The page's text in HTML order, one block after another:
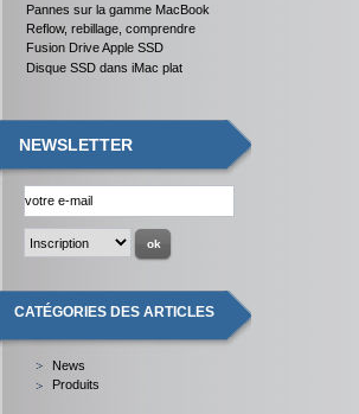
Pannes sur la gamme MacBook
Reflow, rebillage, comprendre
Fusion Drive Apple SSD
Disque SSD dans iMac plat
NEWSLETTER
CATÉGORIES DES ARTICLES
News
Produits